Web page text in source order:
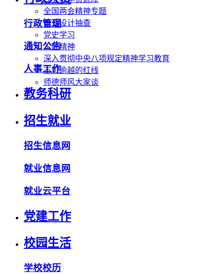
全国两会精神专题
毕业设计抽查
党史学习
工匠精神
深入贯彻中央八项规定精神学习教育
不可逾越的红线
师德师风大家谈
行政管理
通知公告
人事工作
教务科研
招生就业
招生信息网
就业信息网
就业云平台
党建工作
校园生活
学校校历